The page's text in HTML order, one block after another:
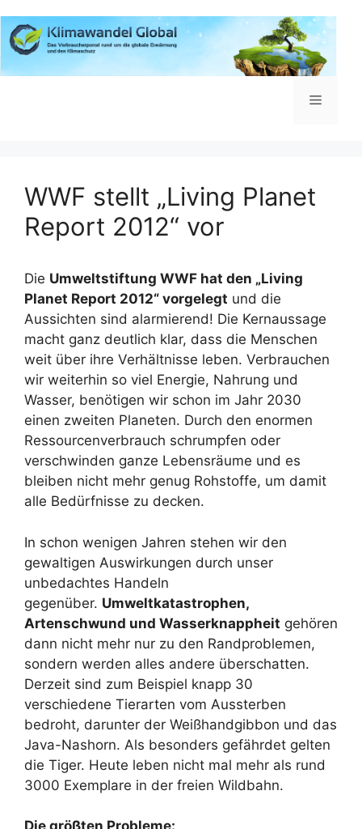
Inhalt
springen
Menü
WWF stellt „Living Planet
Report 2012“ vor
Die Umweltstiftung WWF hat den „Living
Planet Report 2012“ vorgelegt und die
Aussichten sind alarmierend! Die Kernaussage
macht ganz deutlich klar, dass die Menschen
weit über ihre Verhältnisse leben. Verbrauchen
wir weiterhin so viel Energie, Nahrung und
Wasser, benötigen wir schon im Jahr 2030
einen zweiten Planeten. Durch den enormen
Ressourcenverbrauch schrumpfen oder
verschwinden ganze Lebensräume und es
bleiben nicht mehr genug Rohstoffe, um damit
alle Bedürfnisse zu decken.
In schon wenigen Jahren stehen wir den
gewaltigen Auswirkungen durch unser
unbedachtes Handeln
gegenüber. Umweltkatastrophen,
Artenschwund und Wasserknappheit gehören
dann nicht mehr nur zu den Randproblemen,
sondern werden alles andere überschatten.
Derzeit sind zum Beispiel knapp 30
verschiedene Tierarten vom Aussterben
bedroht, darunter der Weißhandgibbon und das
Java-Nashorn. Als besonders gefährdet gelten
die Tiger. Heute leben nicht mal mehr als rund
3000 Exemplare in der freien Wildbahn.